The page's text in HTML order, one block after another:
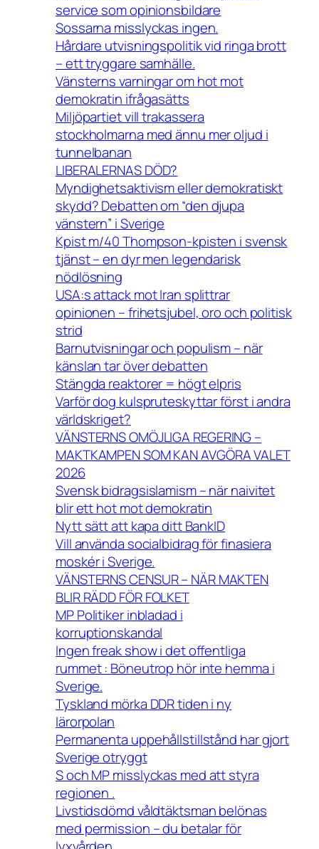
service som opinionsbildare
Sossarna misslyckas ingen.
Hårdare utvisningspolitik vid ringa brott
– ett tryggare samhälle.
Vänsterns varningar om hot mot
demokratin ifrågasätts
Miljöpartiet vill trakassera
stockholmarna med ännu mer oljud i
tunnelbanan
LIBERALERNAS DÖD?
Myndighetsaktivism eller demokratiskt
skydd? Debatten om “den djupa
vänstern” i Sverige
Kpist m/40 Thompson-kpisten i svensk
tjänst – en dyr men legendarisk
nödlösning
USA:s attack mot Iran splittrar
opinionen – frihetsjubel, oro och politisk
strid
Barnutvisningar och populism – när
känslan tar över debatten
Stängda reaktorer = högt elpris
Varför dog kulspruteskyttar först i andra
världskriget?
VÄNSTERNS OMÖJLIGA REGERING –
MAKTKAMPEN SOM KAN AVGÖRA VALET
2026
Svensk bidragsislamism – när naivitet
blir ett hot mot demokratin
Nytt sätt att kapa ditt BankID
Vill använda socialbidrag för finasiera
moskér i Sverige.
VÄNSTERNS CENSUR – NÄR MAKTEN
BLIR RÄDD FÖR FOLKET
MP Politiker inbladad i
korruptionskandal
Ingen freak show i det offentliga
rummet : Böneutrop hör inte hemma i
Sverige.
Tyskland mörka DDR tiden i ny
lärorpolan
Permanenta uppehållstillstånd har gjort
Sverige otryggt
S och MP misslyckas med att styra
regionen .
Livstidsdömd våldtäktsman belönas
med permission – du betalar för